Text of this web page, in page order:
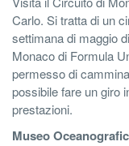
Carlo. Si tratta di un
settimana di maggio
Monaco di Formula
permesso di
possibile fare un giro
prestazioni.
Museo